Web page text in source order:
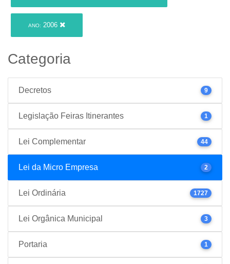
ANO: 2006
Categoria
Decretos 9
Legislação Feiras Itinerantes 1
Lei Complementar 44
Lei da Micro Empresa 2
Lei Ordinária 1727
Lei Orgânica Municipal 3
Portaria 1